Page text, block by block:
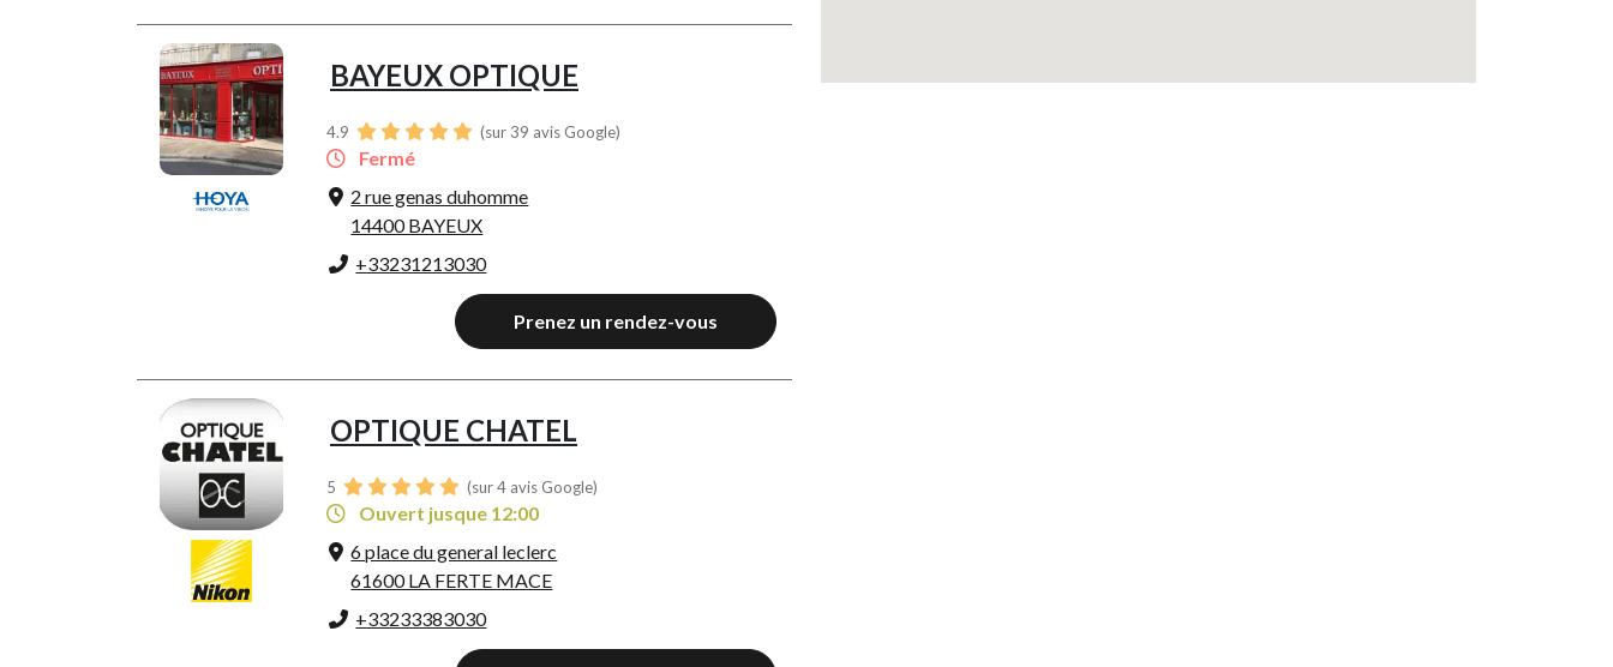
BAYEUX OPTIQUE
4.9 (sur 39 avis Google)
Fermé
2 rue genas duhomme
14400 BAYEUX
+33231213030
Prenez un rendez-vous
OPTIQUE CHATEL
5 (sur 4 avis Google)
Ouvert jusque 12:00
6 place du general leclerc
61600 LA FERTE MACE
+33233383030